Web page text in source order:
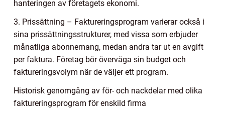
hanteringen av företagets ekonomi.
3. Prissättning – Faktureringsprogram varierar också i
sina prissättningsstrukturer, med vissa som erbjuder
månatliga abonnemang, medan andra tar ut en avgift
per faktura. Företag bör överväga sin budget och
faktureringsvolym när de väljer ett program.
Historisk genomgång av för- och nackdelar med olika
faktureringsprogram för enskild firma